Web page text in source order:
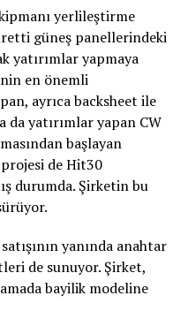
yerlileştirme
güneş panellerindeki
yatırımlar yapmaya
en önemli
ayrıca backsheet ile
yatırımlar yapan CW
başlayan
de Hit30
durumda. Şirketin bu
yanında anahtar
de sunuyor. Şirket,
bayilik modeline